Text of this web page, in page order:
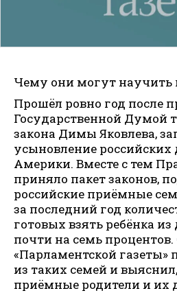
Чему они могут научить
Прошёл ровно год после
Государственной Думой
закона Димы Яковлева,
усыновление
Америки. Вместе с тем
приняло пакет законов,
российские приёмные
за последний год
готовых взять ребёнка
почти на семь процентов.
«Парламентской газеты»
из таких семей и
приёмные родители и их